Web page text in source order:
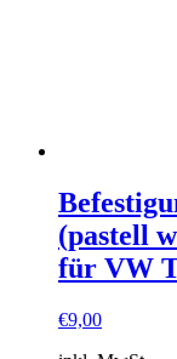
(pastell
für VW
€9,00